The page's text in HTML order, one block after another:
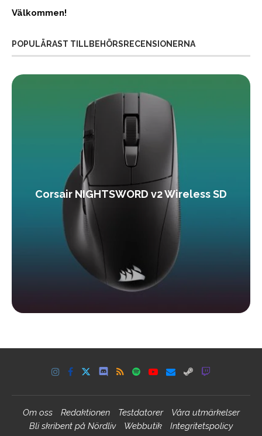
Välkommen!
POPULÄRAST TILLBEHÖRSRECENSIONERNA
Corsair NIGHTSWORD v2 Wireless SD
Om oss Redaktionen Testdatorer
Våra utmärkelser
Bli skribent på Nördliv
Webbutik Integritetspolicy